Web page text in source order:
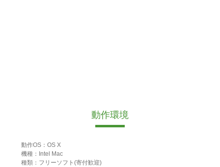
動作環境
動作OS：OS X
機種：Intel Mac
種類：フリーソフト(寄付歓迎)